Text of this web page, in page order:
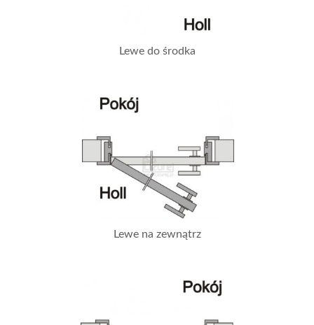
Lewe do środka
Lewe na zewnątrz